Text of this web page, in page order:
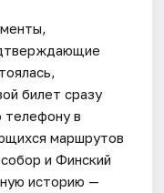
билет сразу
телефону в
маршрутов
и Финский
историю —